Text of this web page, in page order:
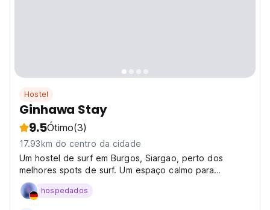
Hostel
Ginhawa Stay
9.5Ótimo(3)
17.93km do centro da cidade
Um hostel de surf em Burgos, Siargao, perto dos
melhores spots de surf. Um espaço calmo para
surfistas, trabalhadores remotos e amantes da
natureza. Estadia perfeita em Siargao para desligar e
hospedados